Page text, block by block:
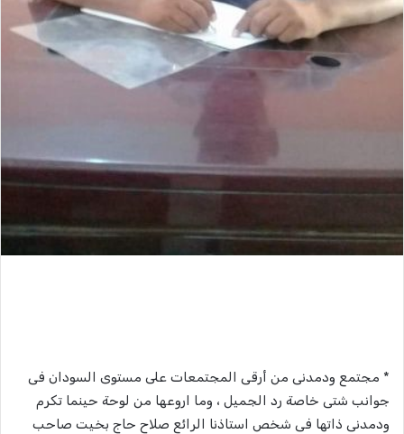
* مجتمع ودمدنى من أرقى المجتمعات على مستوى السودان فى
جوانب شتى خاصة رد الجميل ، وما اروعها من لوحة حينما تكرم
ودمدنى ذاتها فى شخص استاذنا الرائع صلاح حاج بخيت صاحب